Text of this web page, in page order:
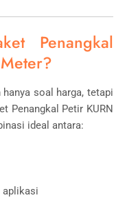
Penangkal
soal harga, tetapi
Penangkal Petir KURN
ideal antara:
aplikasi